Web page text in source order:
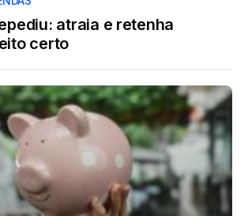
atraia e retenha
certo